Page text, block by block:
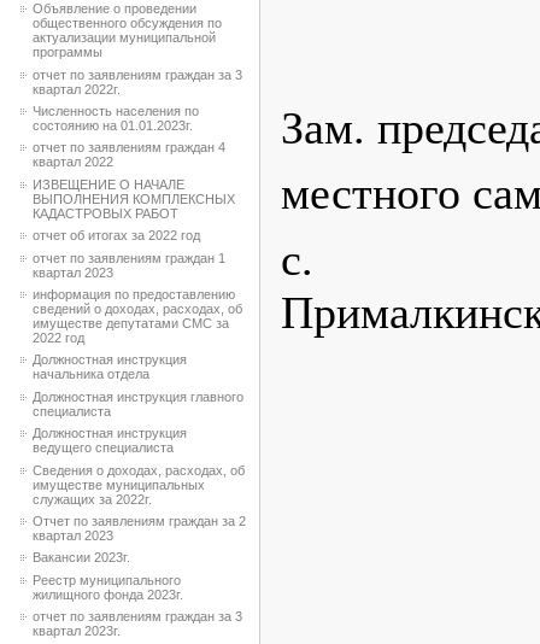
Объявление о проведении
общественного обсуждения по
актуализации муниципальной
программы
отчет по заявлениям граждан за 3
квартал 2022г.
Численность населения по
состоянию на 01.01.2023г.
отчет по заявлениям граждан 4
квартал 2022
ИЗВЕЩЕНИЕ О НАЧАЛЕ
ВЫПОЛНЕНИЯ КОМПЛЕКСНЫХ
КАДАСТРОВЫХ РАБОТ
отчет об итогах за 2022 год
отчет по заявлениям граждан 1
квартал 2023
информация по предоставлению
сведений о доходах, расходах, об
имуществе депутатами СМС за
2022 год
Должностная инструкция
начальника отдела
Должностная инструкция главного
специалиста
Должностная инструкция
ведущего специалиста
Сведения о доходах, расходах, об
имуществе муниципальных
служащих за 2022г.
Отчет по заявлениям граждан за 2
квартал 2023
Вакансии 2023г.
Реестр муниципального
жилищного фонда 2023г.
отчет по заявлениям граждан за 3
квартал 2023г.
Зам.
местного